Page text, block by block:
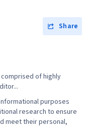
Share
of highly
purposes
research to ensure
meet their personal,